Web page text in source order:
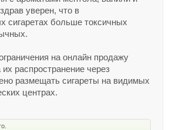
уверен, что в
сигаретах больше токсичных
на онлайн продажу
их распространение через
размещать сигареты на видимых
центрах.